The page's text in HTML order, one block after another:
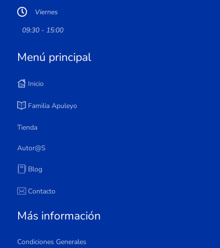
Viernes
09:30 - 15:00
Menú principal
Inicio
Familia Apuleyo
Tienda
Autor@s
Blog
Contacto
Más información
Condiciones Generales